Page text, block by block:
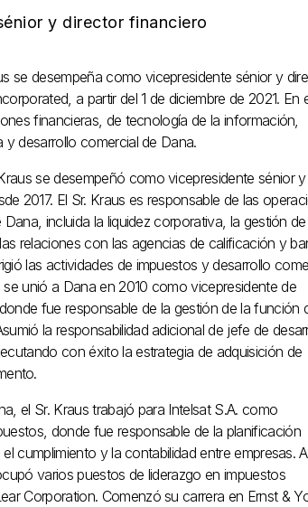
y director financiero
se desempeña como vicepresidente sénior y
a partir del 1 de diciembre de 2021. En
financieras, de tecnología de la información,
y desarrollo comercial de Dana.
se desempeñó como vicepresidente sénior y
2017. El Sr. Kraus es responsable de las
incluida la liquidez corporativa, la gestión de
relaciones con las agencias de calificación y
las actividades de impuestos y desarrollo
se unió a Dana en 2010 como vicepresidente de
fue responsable de la gestión de la función
la responsabilidad adicional de jefe de
con éxito la estrategia de adquisición de
el Sr. Kraus trabajó para Intelsat S.A. como
donde fue responsable de la planificación
cumplimiento y la contabilidad entre empresas.
varios puestos de liderazgo en impuestos
Corporation. Comenzó su carrera en Ernst &